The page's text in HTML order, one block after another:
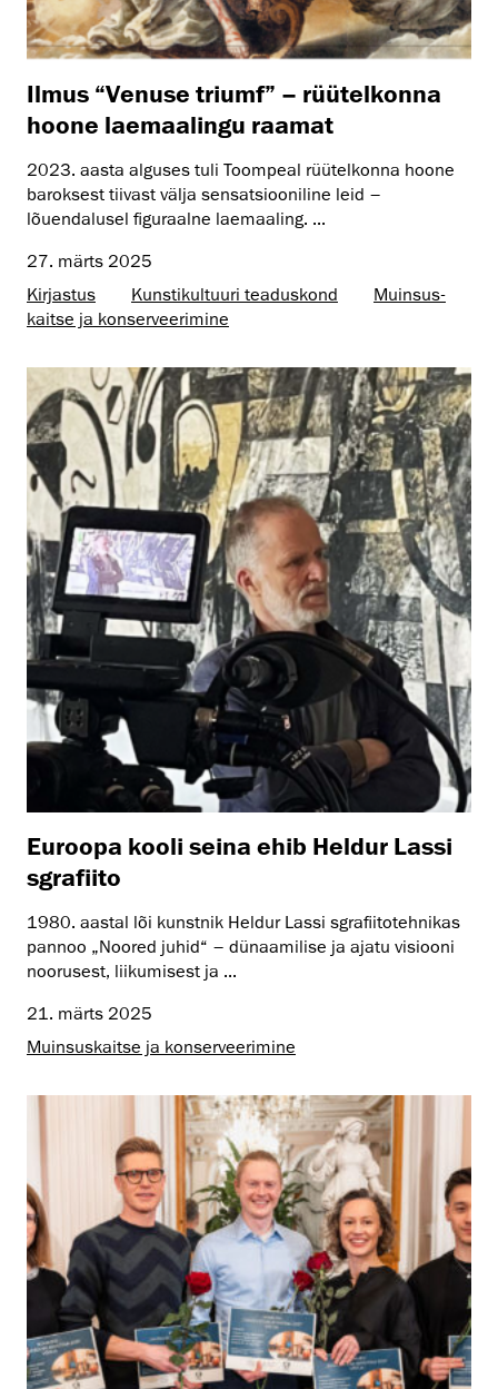
Ilmus “Venuse triumf” – rüütelkonna
hoone laemaalingu raamat
2023. aasta alguses tuli Toompeal rüütelkonna hoone
baroksest tiivast välja sensatsiooniline leid –
lõuendalusel figuraalne laemaaling. ...
27. märts 2025
Kirjastus
Kunsti­kultuuri teaduskond
Muinsus­
kaitse ja konserveerimine
Euroopa kooli seina ehib Heldur Lassi
sgrafiito
1980. aastal lõi kunstnik Heldur Lassi sgrafiitotehnikas
pannoo „Noored juhid“ – dünaamilise ja ajatu visiooni
noorusest, liikumisest ja ...
21. märts 2025
Muinsus­kaitse ja konserveerimine